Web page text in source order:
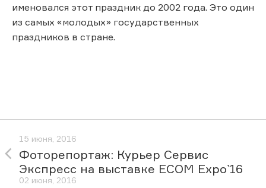
именовался этот праздник до 2002 года. Это один
из самых «молодых» государственных
праздников в стране.
15 июня, 2016
Фоторепортаж: Курьер Сервис
Экспресс на выставке ECOM Expo`16
02 июня, 2016